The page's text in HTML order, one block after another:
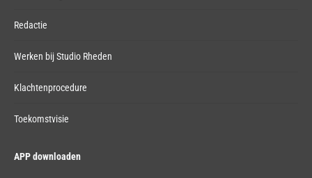
Redactie
Werken bij Studio Rheden
Klachtenprocedure
Toekomstvisie
APP downloaden